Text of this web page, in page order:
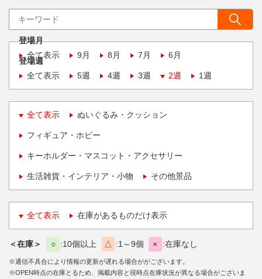
登場月
全て表示
9月 8月 7月 6月
登場週
全て表示
5週 4週 3週 2週 1週
全て表示 ぬいぐるみ・クッション
フィギュア・ホビー
キーホルダー・マスコット・アクセサリー
生活雑貨・インテリア・小物 その他景品
全て表示 在庫があるものだけ表示
＜在庫＞ ○ 10個以上 △ 1～9個 × 在庫なし
※通信不具合により情報の更新が遅れる場合ががございます。
※OPEN時点の在庫とるため、掲載内容と現時点在庫状況が異なる場合がございま